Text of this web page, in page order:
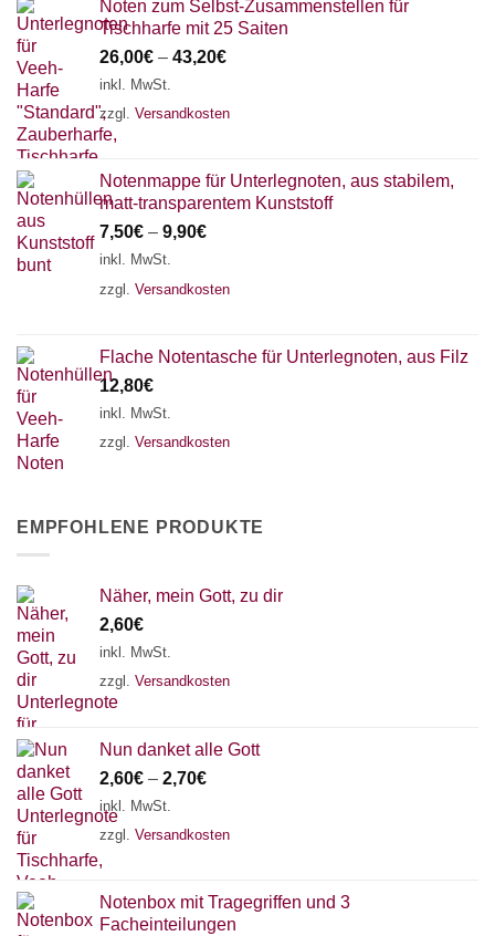
Noten zum Selbst-Zusammenstellen für
Tischharfe mit 25 Saiten
26,00€ – 43,20€
inkl. MwSt.
zzgl. Versandkosten
Notenmappe für Unterlegnoten, aus stabilem,
matt-transparentem Kunststoff
7,50€ – 9,90€
inkl. MwSt.
zzgl. Versandkosten
Flache Notentasche für Unterlegnoten, aus Filz
12,80€
inkl. MwSt.
zzgl. Versandkosten
EMPFOHLENE PRODUKTE
Näher, mein Gott, zu dir
2,60€
inkl. MwSt.
zzgl. Versandkosten
Nun danket alle Gott
2,60€ – 2,70€
inkl. MwSt.
zzgl. Versandkosten
Notenbox mit Tragegriffen und 3
Facheinteilungen